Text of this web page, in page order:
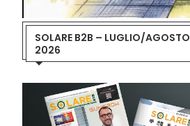
SOLARE B2B – LUGLIO/AGOSTO
2026